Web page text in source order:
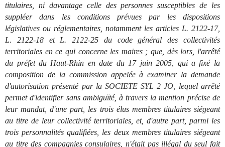
titulaires, ni davantage celle des personnes susceptibles de les
suppléer dans les conditions prévues par les dispositions
législatives ou réglementaires, notamment les articles L. 2122-17,
L. 2122-18 et L. 2122-25 du code général des collectivités
territoriales en ce qui concerne les maires ; que, dès lors, l'arrêté
du préfet du Haut-Rhin en date du 17 juin 2005, qui a fixé la
composition de la commission appelée à examiner la demande
d'autorisation présenté par la SOCIETE SYL 2 JO, lequel arrêté
permet d'identifier sans ambiguïté, à travers la mention précise de
leur mandat, d'une part, les trois élus membres titulaires siégeant
au titre de leur collectivité territoriales, et, d'autre part, parmi les
trois personnalités qualifiées, les deux membres titulaires siégeant
au titre des compagnies consulaires, n'était pas illégal du seul fait